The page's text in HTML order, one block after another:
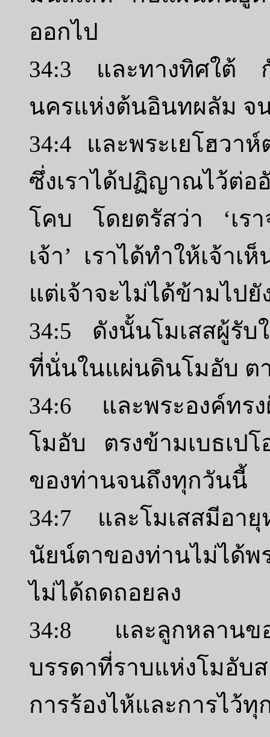
ออกไป
34:3 และทางทิศใต้ กั
นครแห่งต้นอินทผลัม จ
34:4 และพระเยโฮวา
ซึ่งเราได้ปฏิญาณไว้ต่
โคบ โดยตรัสว่า ‘เรา
เจ้า’ เราได้ทำให้เจ้า
แต่เจ้าจะไม่ได้ข้ามไปยั
34:5 ดังนั้นโมเสสผู้รับ
ที่นั่นในแผ่นดินโมอับ ต
34:6 และพระองค์ทรง
โมอับ ตรงข้ามเบธเป
ของท่านจนถึงทุกวันนี้
34:7 และโมเสสมีอายุ
นัยน์ตาของท่านไม่ได้
ไม่ได้ถดถอยลง
34:8 และลูกหลานของ
บรรดาที่ราบแห่งโมอับ
การร้องไห้และการไว้